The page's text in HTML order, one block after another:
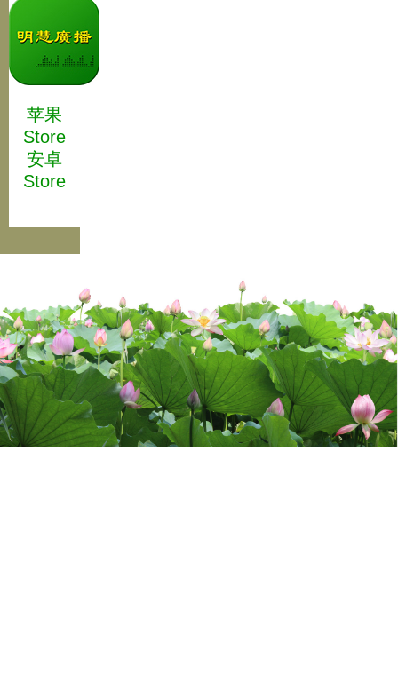
苹果
Store
安卓
Store